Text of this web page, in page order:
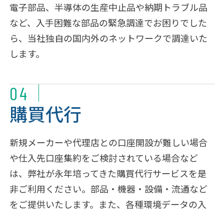
電子部品、半導体の生産中止品や納期トラブル品
など、入手困難な部品の緊急調達でお困りでした
ら、当社独自の国内外のネットワークで調達いた
します。
04
購買代行
新規メーカーや代理店との口座開設が難しい場合
や仕入先口座集約をご検討されている場合など
は、弊社が永年培ってきた購買代行サービスを是
非ご利用ください。部品・機器・設備・流通など
をご提供いたします。また、各種環境データの入